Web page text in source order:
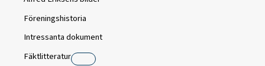
Föreningshistoria
Intressanta dokument
Fäktlitteratur